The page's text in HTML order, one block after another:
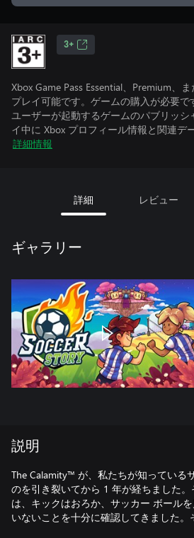
3+
Xbox Game Pass Essential、Premium、
プレイ可能です。ゲームの購入が必要で
ユーザーが起動するゲームのパブリッシ
イ中に Xbox プロフィール情報と関連デ
詳細情報
詳細 レビュー
ギャラリー
説明
The Calamity™ が、私たちが知っている
のを引き裂いてから 1 年が経ちました。
は、キックはおろか、サッカー ボール
いないことを十分に確認してきました。